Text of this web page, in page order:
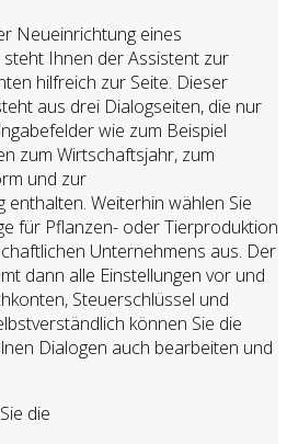
Neueinrichtung eines
Ihnen der Assistent zur
hilfreich zur Seite. Dieser
aus drei Dialogseiten, die nur
wie zum Beispiel
zum Wirtschaftsjahr, zum
und zur
Weiterhin wählen Sie
für Pflanzen- oder Tierproduktion
Unternehmens aus. Der
dann alle Einstellungen vor und
Steuerschlüssel und
können Sie die
Dialogen auch bearbeiten und
die